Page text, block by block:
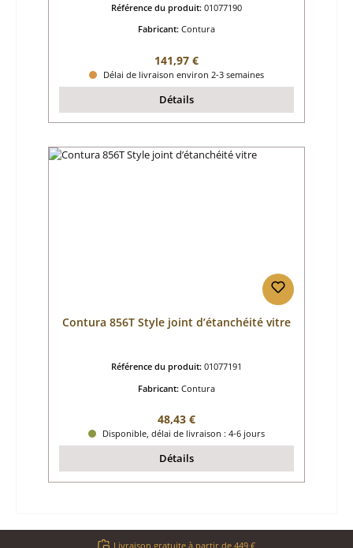
Référence du produit: 01077190
Fabricant: Contura
Prix régulier :
141,97 €
Délai de livraison environ 2-3 semaines
Détails
Contura 856T Style joint d’étanchéité vitre
Référence du produit: 01077191
Fabricant: Contura
Prix régulier :
48,43 €
Disponible, délai de livraison : 4-6 jours
Détails
Livraison gratuite à partir de 449 €